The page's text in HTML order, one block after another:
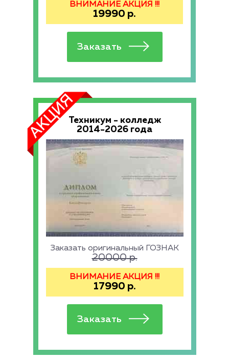
ВНИМАНИЕ АКЦИЯ !!!
19990 р.
Техникум - колледж
2014-2026 года
Заказать оригинальный ГОЗНАК
20000р.
ВНИМАНИЕ АКЦИЯ !!!
17990 р.